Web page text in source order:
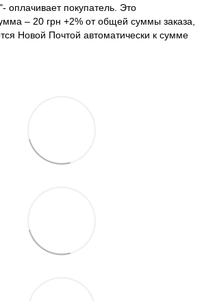
оплачивает покупатель. Это
– 20 грн +2% от общей суммы заказа,
Новой Почтой автоматически к сумме